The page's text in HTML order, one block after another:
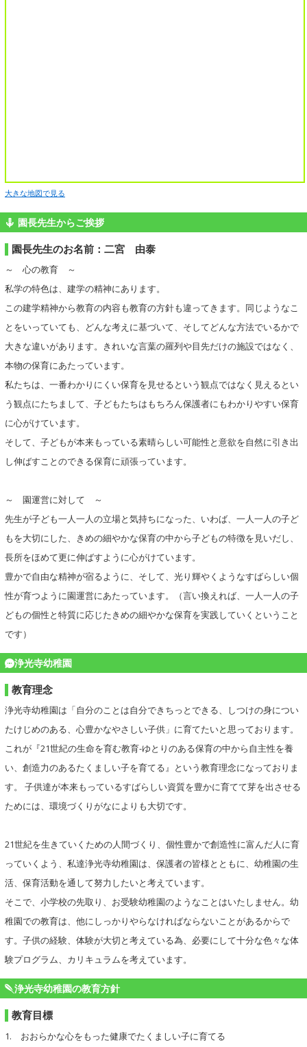
大きな地図で見る
園長先生からご挨拶
園長先生のお名前：二宮 由泰
～ 心の教育 ～
私学の特色は、建学の精神にあります。
この建学精神から教育の内容も教育の方針も違ってきます。同じようなこ
とをいっていても、どんな考えに基づいて、そしてどんな方法でいるかで
大きな違いがあります。きれいな言葉の羅列や目先だけの施設ではなく、
本物の保育にあたっています。
私たちは、一番わかりにくい保育を見せるという観点ではなく見えるとい
う観点にたちまして、子どもたちはもちろん保護者にもわかりやすい保育
に心がけています。
そして、子どもが本来もっている素晴らしい可能性と意欲を自然に引き出
し伸ばすことのできる保育に頑張っています。
～ 園運営に対して ～
先生が子ども一人一人の立場と気持ちになった、いわば、一人一人の子ど
もを大切にした、きめの細やかな保育の中から子どもの特徴を見いだし、
長所をほめて更に伸ばすように心がけています。
豊かで自由な精神が宿るように、そして、光り輝やくようなすばらしい個
性が育つように園運営にあたっています。（言い換えれば、一人一人の子
どもの個性と特質に応じたきめの細やかな保育を実践していくということ
です）
浄光寺幼稚園
教育理念
浄光寺幼稚園は「自分のことは自分できちっとできる、しつけの身につい
たけじめのある、心豊かなやさしい子供」に育てたいと思っております。
これが『21世紀の生命を育む教育-ゆとりのある保育の中から自主性を養
い、創造力のあるたくましい子を育てる』という教育理念になっておりま
す。 子供達が本来もっているすばらしい資質を豊かに育てて芽を出させる
ためには、環境づくりがなによりも大切です。
21世紀を生きていくための人間づくり、個性豊かで創造性に富んだ人に育
っていくよう、私達浄光寺幼稚園は、保護者の皆様とともに、幼稚園の生
活、保育活動を通して努力したいと考えています。
そこで、小学校の先取り、お受験幼稚園のようなことはいたしません。幼
稚園での教育は、他にしっかりやらなければならないことがあるからで
す。子供の経験、体験が大切と考えている為、必要にして十分な色々な体
験プログラム、カリキュラムを考えています。
浄光寺幼稚園の教育方針
教育目標
1. おおらかな心をもった健康でたくましい子に育てる